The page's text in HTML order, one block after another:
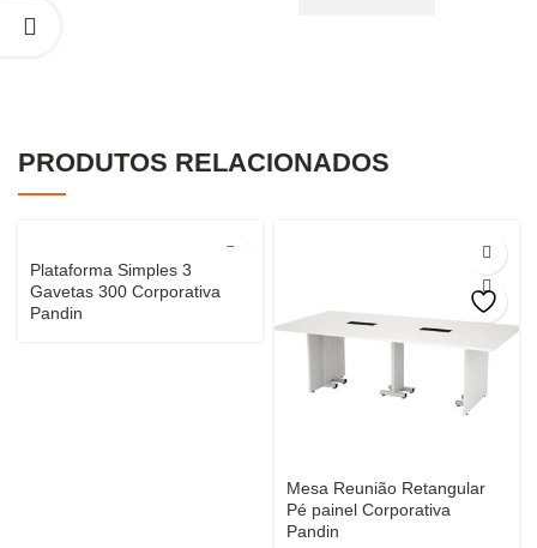
PRODUTOS RELACIONADOS
Plataforma Simples 3
Gavetas 300 Corporativa
Pandin
Mesa Reunião Retangular
Pé painel Corporativa
Pandin